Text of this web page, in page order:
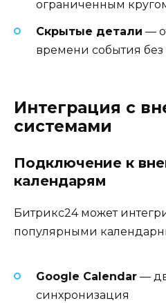
ограниченным
Скрытые детали —
времени события без
Интеграция с
системами
Подключение к
календарям
Битрикс24 может
популярными
Google Calendar —
синхронизация